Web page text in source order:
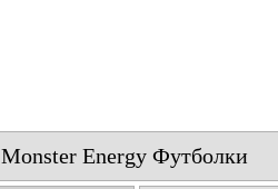
Monster Energy Футболки